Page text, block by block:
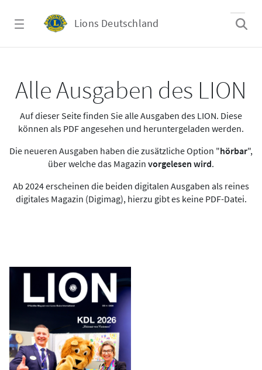
Lions Deutschland
Alle Ausgaben des LION
Auf dieser Seite finden Sie alle Ausgaben des LION. Diese
können als PDF angesehen und heruntergeladen werden.
Die neueren Ausgaben haben die zusätzliche Option "hörbar",
über welche das Magazin vorgelesen wird.
Ab 2024 erscheinen die beiden digitalen Ausgaben als reines
digitales Magazin (Digimag), hierzu gibt es keine PDF-Datei.